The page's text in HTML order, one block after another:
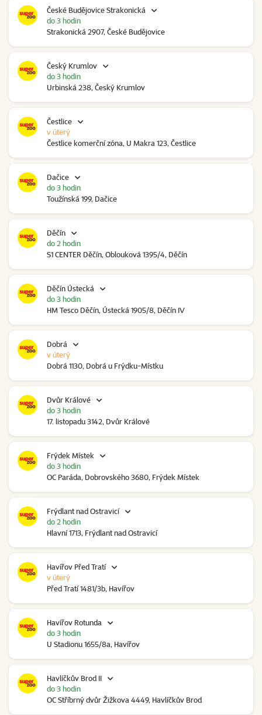
České Budějovice Strakonická
Strakonická 2907, České Budějovice
do 3 hodin
Český Krumlov
Urbinská 238, Český Krumlov
do 3 hodin
Čestlice
Čestlice komerční zóna, U Makra 123, Čestlice
v úterý
Dačice
Toužínská 199, Dačice
do 3 hodin
Děčín
S1 CENTER Děčín, Oblouková 1395/4, Děčín
do 2 hodin
Děčín Ústecká
HM Tesco Děčín, Ústecká 1905/8, Děčín IV
do 3 hodin
Dobrá
Dobrá 1130, Dobrá u Frýdku-Místku
v úterý
Dvůr Králové
17. listopadu 3142, Dvůr Králové
do 3 hodin
Frýdek Místek
OC Paráda, Dobrovského 3680, Frýdek Místek
do 3 hodin
Frýdlant nad Ostravicí
Hlavní 1713, Frýdlant nad Ostravicí
do 2 hodin
Havířov Před Tratí
Před Tratí 1481/3b, Havířov
v úterý
Havířov Rotunda
U Stadionu 1655/8a, Havířov
do 3 hodin
Havlíčkův Brod II
OC Stříbrný dvůr Žižkova 4449, Havlíčkův Brod
do 3 hodin